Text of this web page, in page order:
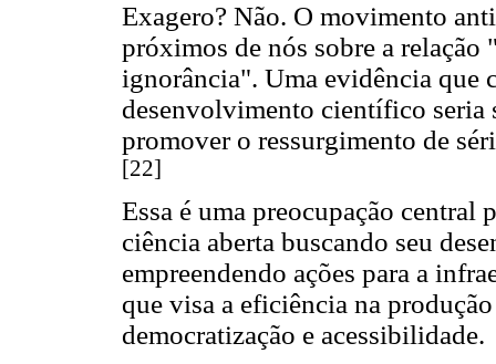
Exagero? Não. O movimento
próximos de nós sobre a
ignorância". Uma evidência que
desenvolvimento científico
promover o ressurgimento de
[22]
Essa é uma preocupação central
ciência aberta buscando seu
empreendendo ações para a
que visa a eficiência na
democratização e acessibilidade.